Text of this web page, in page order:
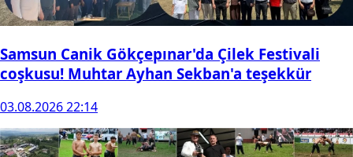
Samsun Canik Gökçepınar'da Çilek Festivali
coşkusu! Muhtar Ayhan Sekban'a teşekkür
03.08.2026 22:14